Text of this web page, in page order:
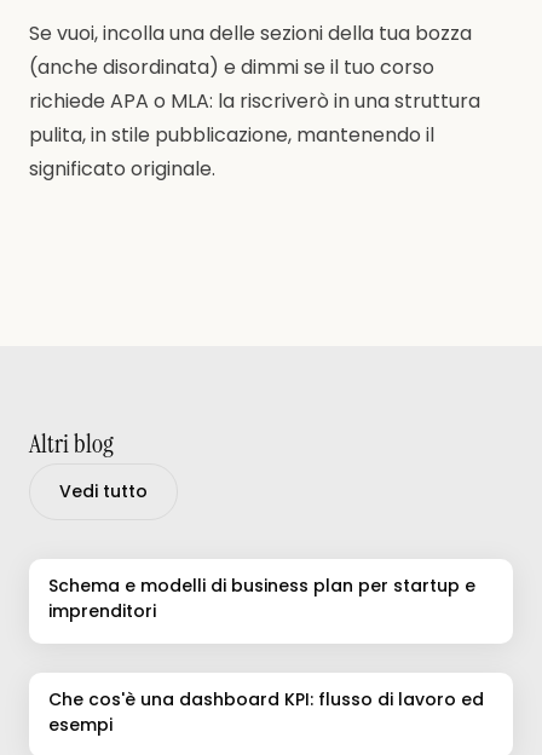
Se vuoi, incolla una delle sezioni della tua bozza
(anche disordinata) e dimmi se il tuo corso
richiede APA o MLA: la riscriverò in una struttura
pulita, in stile pubblicazione, mantenendo il
significato originale.
Altri blog
Vedi tutto
Schema e modelli di business plan per startup e
imprenditori
Che cos'è una dashboard KPI: flusso di lavoro ed
esempi